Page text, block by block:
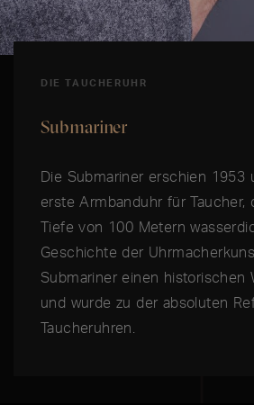
DIE TAUCHERUHR
Submariner
Die Submariner erschien 1953
erste Armbanduhr für Taucher,
Tiefe von 100 Metern
Geschichte der
Submariner einen historischen
und wurde zu der absoluten